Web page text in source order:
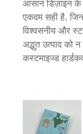
आसान डिज़ाइन के
एकदम सही है,
विश्वसनीय और
अद्भुत उत्पाद को
कस्टमाइज्ड